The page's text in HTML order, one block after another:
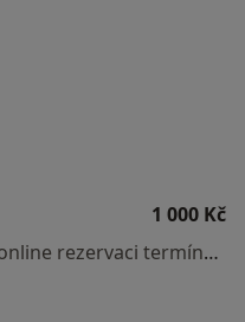
1 000 Kč
Tento specialista nenabízí online rezervaci termínu na této adrese.